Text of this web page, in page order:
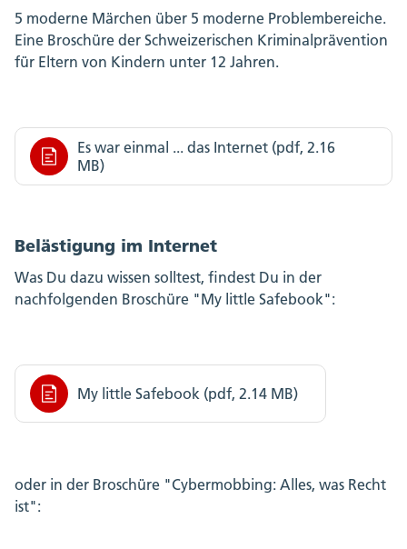
5 moderne Märchen über 5 moderne Problembereiche.
Eine Broschüre der Schweizerischen Kriminalprävention
für Eltern von Kindern unter 12 Jahren.
Es war einmal ... das Internet (pdf, 2.16
MB)
Belästigung im Internet
Was Du dazu wissen solltest, findest Du in der
nachfolgenden Broschüre "My little Safebook":
My little Safebook (pdf, 2.14 MB)
oder in der Broschüre "Cybermobbing: Alles, was Recht
ist":